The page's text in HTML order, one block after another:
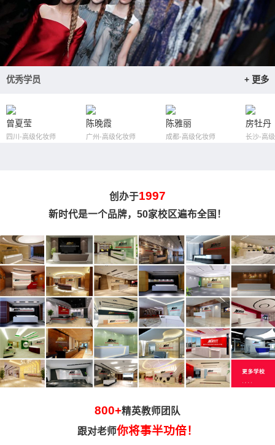
优秀学员 + 更多
曾夏莹
四川-高级化妆师
陈晚霞
广州-高级化妆师
陈雅丽
成都-高级化妆师
房牡丹
长沙-高
创办于1997
新时代是一个品牌，50家校区遍布全国！
800+精英教师团队
跟对老师你将事半功倍！